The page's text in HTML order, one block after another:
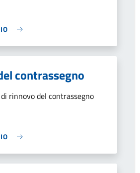
contrassegno
rinnovo del contrassegno